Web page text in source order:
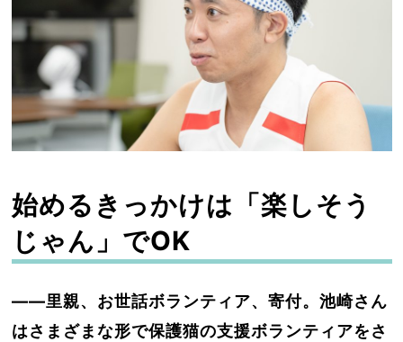
始めるきっかけは「楽しそう
じゃん」でOK
――里親、お世話ボランティア、寄付。池崎さん
はさまざまな形で保護猫の支援ボランティアをさ